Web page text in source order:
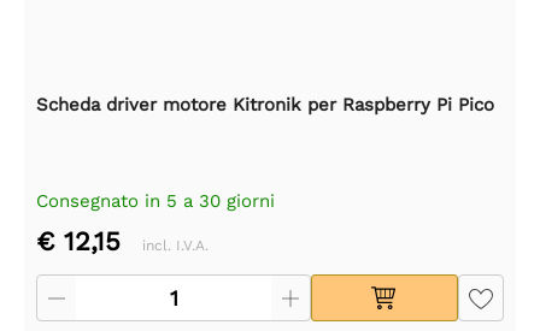
Scheda driver motore Kitronik per Raspberry Pi Pico
Consegnato in 5 a 30 giorni
€ 12,15 incl. I.V.A.